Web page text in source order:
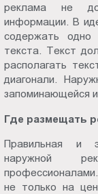
реклама не
информации. В
содержать
текста. Текст
располагать
диагонали.
запоминающейся и
Где размещать
Правильная и
наружной
профессионалами.
не только на
Пт.:
9.00-
Сб.,
Вс.:
выходной